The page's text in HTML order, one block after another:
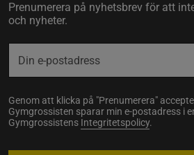
Prenumerera på nyhetsbrev för att
och nyheter.
Genom att klicka på "Prenumerera"
Gymgrossisten sparar min e-postadress i
Gymgrossistens Integritetspolicy.